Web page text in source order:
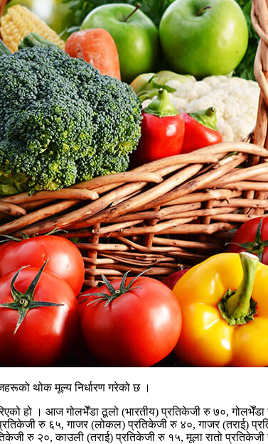
थोक मूल्य निर्धारण गरेको छ ।
हो । आज गोलभेँडा ठूलो (भारतीय) प्रतिकेजी रु ७०, गोलभेँडा
रु ६५, गाजर (लोकल) प्रतिकेजी रु ४०, गाजर (तराई)
रु २०, काउली (तराई) प्रतिकेजी रु १५, मूला रातो